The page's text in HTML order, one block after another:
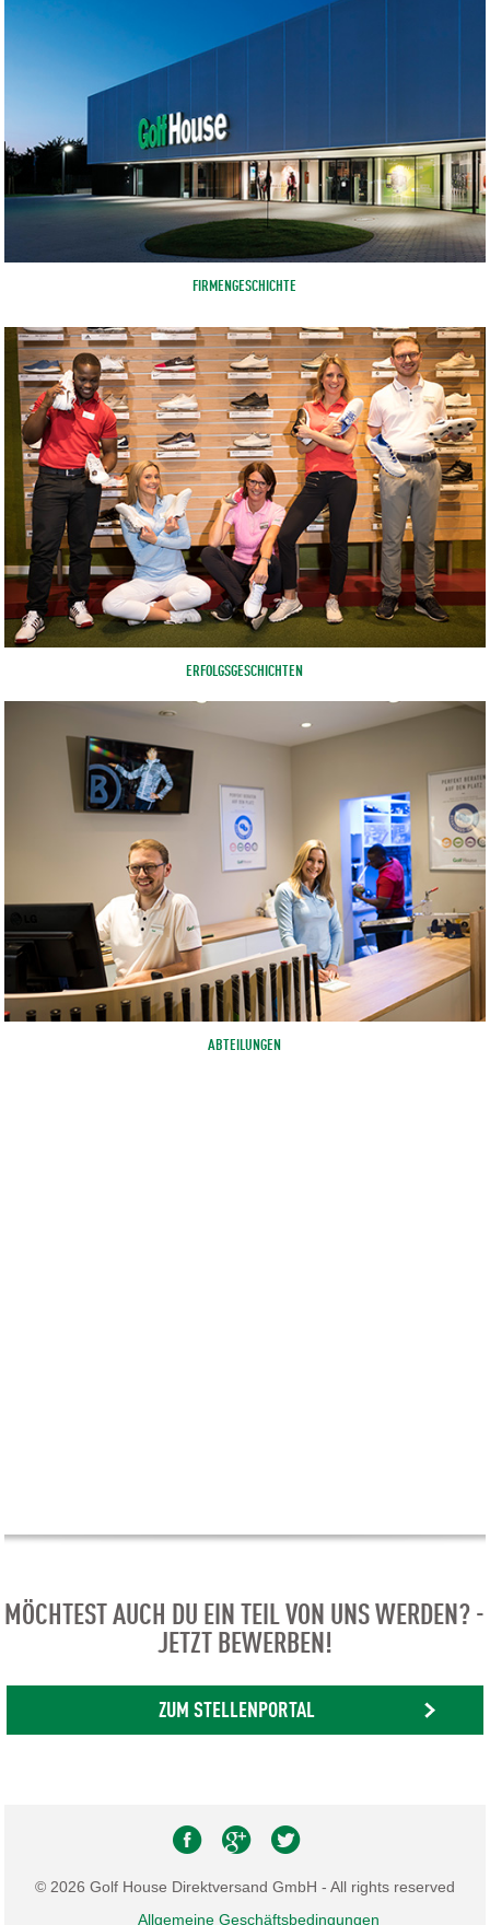
FIRMENGESCHICHTE
ERFOLGSGESCHICHTEN
ABTEILUNGEN
MÖCHTEST AUCH DU EIN TEIL VON UNS WERDEN? -
JETZT BEWERBEN!
ZUM STELLENPORTAL
© 2026 Golf House Direktversand GmbH - All rights reserved
Allgemeine Geschäftsbedingungen